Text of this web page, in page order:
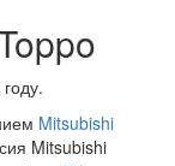
Mitsubishi
Mitsubishi